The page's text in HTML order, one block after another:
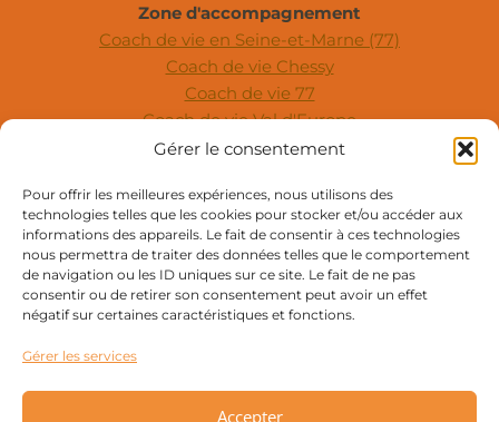
Gérer le consentement
Pour offrir les meilleures expériences, nous utilisons des
technologies telles que les cookies pour stocker et/ou accéder aux
informations des appareils. Le fait de consentir à ces technologies
nous permettra de traiter des données telles que le comportement
de navigation ou les ID uniques sur ce site. Le fait de ne pas
consentir ou de retirer son consentement peut avoir un effet
négatif sur certaines caractéristiques et fonctions.
Gérer les services
Accepter
Zone d'accompagnement
Coach de vie en Seine-et-Marne (77)
Coach de vie Chessy
Coach de vie 77
Coach de vie Val d'Europe
Coach de vie en ligne
Coach de vie à distance
Coach de vie Paris
En présentiel, en ligne, au téléphone
SUIVEZ-MOI